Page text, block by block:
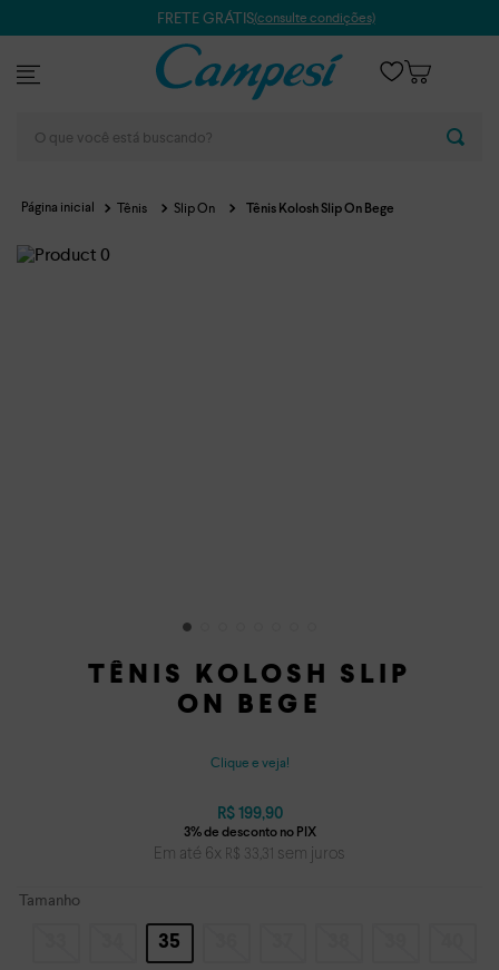
FRETE GRÁTIS(consulte condições)
Tênis Slip On Tênis Kolosh Slip On Bege
TÊNIS KOLOSH SLIP
ON BEGE
Clique e veja!
R$ 199,90
Em até 6x R$ 33, 31 sem juros
Tamanho
35